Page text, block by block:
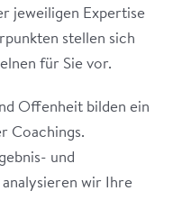
jeweiligen Expertise
stellen sich
für Sie vor.
Offenheit bilden ein
Coachings.
und
wir Ihre